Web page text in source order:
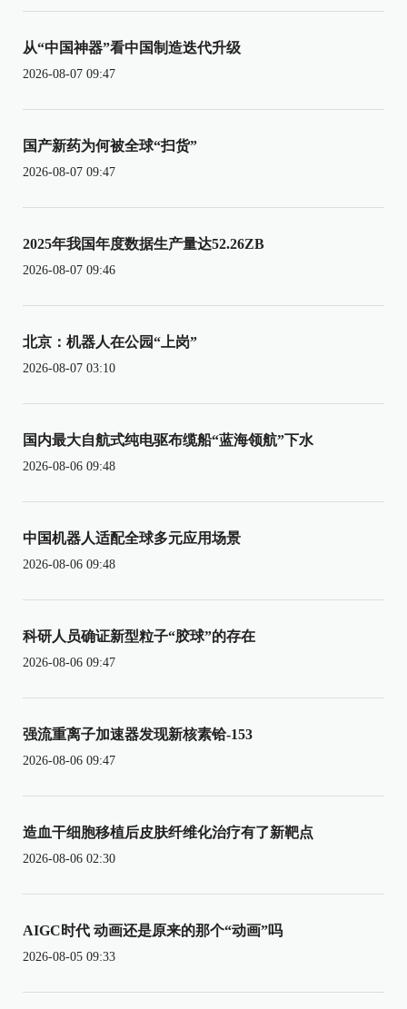
从“中国神器”看中国制造迭代升级
2026-08-07 09:47
国产新药为何被全球“扫货”
2026-08-07 09:47
2025年我国年度数据生产量达52.26ZB
2026-08-07 09:46
北京：机器人在公园“上岗”
2026-08-07 03:10
国内最大自航式纯电驱布缆船“蓝海领航”下水
2026-08-06 09:48
中国机器人适配全球多元应用场景
2026-08-06 09:48
科研人员确证新型粒子“胶球”的存在
2026-08-06 09:47
强流重离子加速器发现新核素铪-153
2026-08-06 09:47
造血干细胞移植后皮肤纤维化治疗有了新靶点
2026-08-06 02:30
AIGC时代 动画还是原来的那个“动画”吗
2026-08-05 09:33